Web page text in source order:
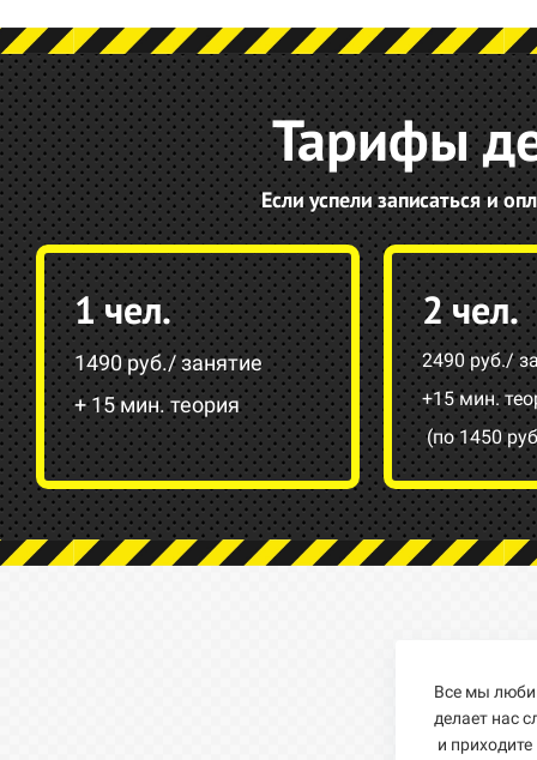
Тарифы
Если успели записаться и
1 чел.
1490 руб./ занятие
+ 15 мин. теория
2 чел.
2490 руб./
+15 мин.
(по 1450
Все мы
делает нас
и